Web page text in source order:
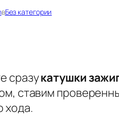
вБез категории
сразукатушки
ставим
хода.